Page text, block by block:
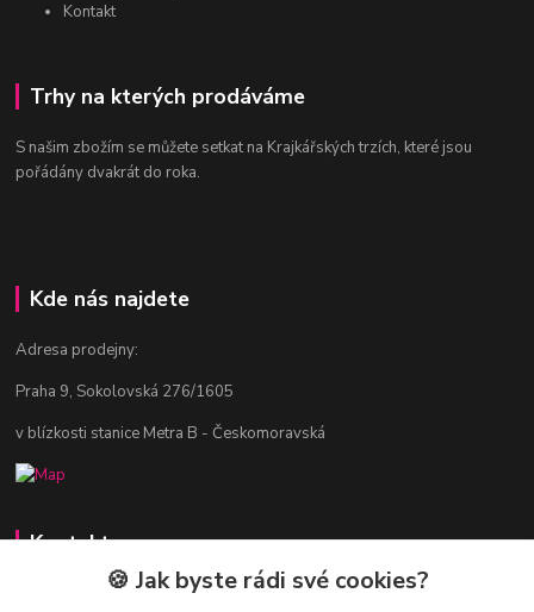
Kontakt
Trhy na kterých prodáváme
S našim zbožím se můžete setkat na Krajkářských trzích, které jsou
pořádány dvakrát do roka.
Kde nás najdete
Adresa prodejny:
Praha 9, Sokolovská 276/1605
v blízkosti stanice Metra B - Českomoravská
Kontakty
Jitka Vlasáková
🍪 Jak byste rádi své cookies?